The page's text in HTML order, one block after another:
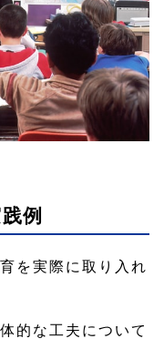
例
を実際に取り入れ
的な工夫について